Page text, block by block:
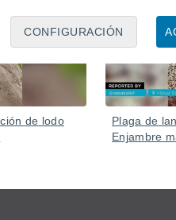
CONFIGURACIÓN
de lodo
Plaga de
Enjambre